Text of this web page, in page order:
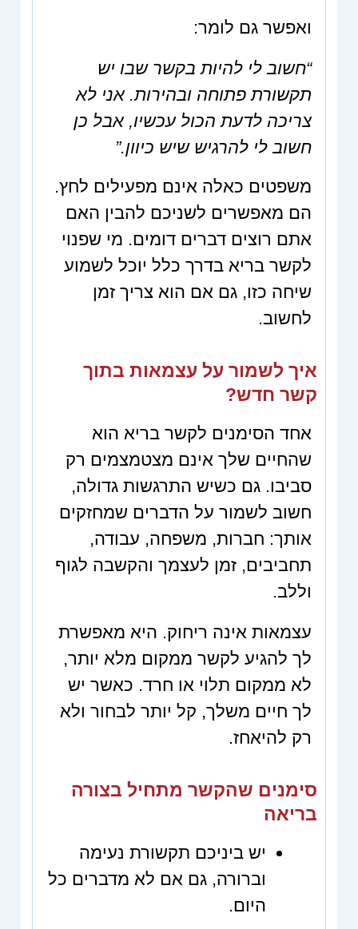
ואפשר גם לומר:
“חשוב לי להיות בקשר שבו יש
תקשורת פתוחה ובהירות. אני לא
צריכה לדעת הכול עכשיו, אבל כן
חשוב לי להרגיש שיש כיוון.”
משפטים כאלה אינם מפעילים לחץ.
הם מאפשרים לשניכם להבין האם
אתם רוצים דברים דומים. מי שפנוי
לקשר בריא בדרך כלל יוכל לשמוע
שיחה כזו, גם אם הוא צריך זמן
לחשוב.
איך לשמור על עצמאות בתוך
קשר חדש?
אחד הסימנים לקשר בריא הוא
שהחיים שלך אינם מצטמצמים רק
סביבו. גם כשיש התרגשות גדולה,
חשוב לשמור על הדברים שמחזקים
אותך: חברות, משפחה, עבודה,
תחביבים, זמן לעצמך והקשבה לגוף
וללב.
עצמאות אינה ריחוק. היא מאפשרת
לך להגיע לקשר ממקום מלא יותר,
לא ממקום תלוי או חרד. כאשר יש
לך חיים משלך, קל יותר לבחור ולא
רק להיאחז.
סימנים שהקשר מתחיל בצורה
בריאה
יש ביניכם תקשורת נעימה
וברורה, גם אם לא מדברים כל
היום.